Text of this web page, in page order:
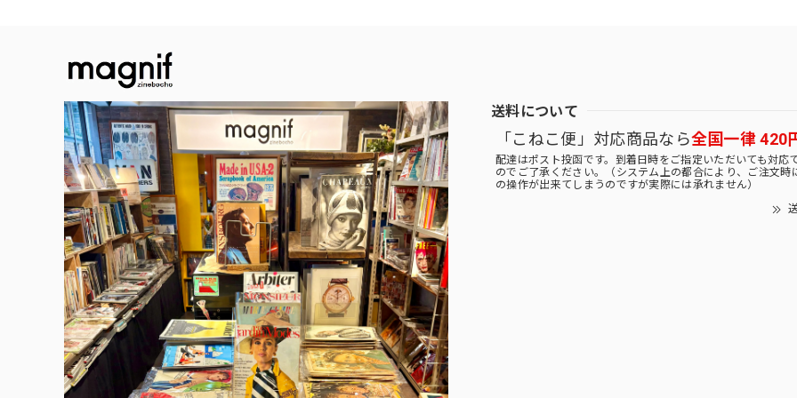
送料について
「こねこ便」対応商品なら全国一律 420
配達はポスト投函です。到着日時をご指定いただいても対応
のでご了承ください。（システム上の都合により、ご注文時
の操作が出来てしまうのですが実際には承れません）